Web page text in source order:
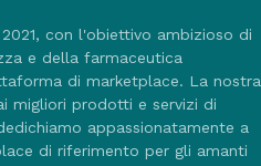
con l'obiettivo ambizioso di
e della farmaceutica
di marketplace. La nostra
migliori prodotti e servizi di
appassionatamente a
di riferimento per gli amanti